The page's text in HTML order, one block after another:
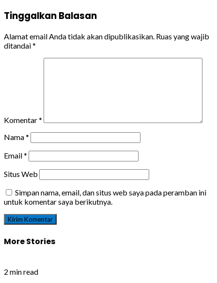
Tinggalkan Balasan
Alamat email Anda tidak akan dipublikasikan. Ruas yang wajib
ditandai*
Komentar*
Nama*
Email*
Situs Web
Simpan nama, email, dan situs web saya pada peramban ini
untuk komentar saya berikutnya.
More Stories
2 min read